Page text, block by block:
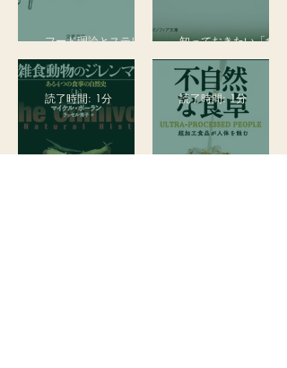
フード理論とステレオ
タイプ50
知っておきたい「食」
の日本史
読了時間: 1分 読了時間: 1分